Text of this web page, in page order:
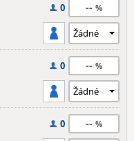
0 --
0 --
0 --